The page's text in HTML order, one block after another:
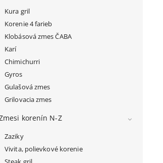
Kura gril
Korenie 4 farieb
Klobásová zmes ČABA
Karí
Chimichurri
Gyros
Gulašová zmes
Grilovacia zmes
korenín N-Z
Zaziky
Vivita, polievkové korenie